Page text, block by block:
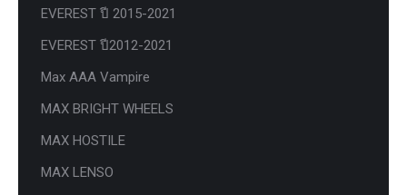
EVEREST ปี 2015-2021
EVEREST ปี2012-2021
Max AAA Vampire
MAX BRIGHT WHEELS
MAX HOSTILE
MAX LENSO